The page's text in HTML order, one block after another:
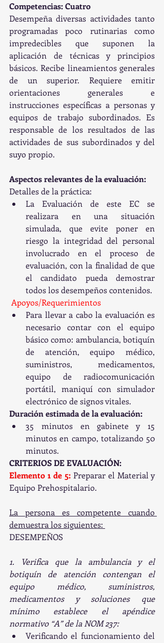
Competencias: Cuatro
Desempeña diversas actividades tanto
programadas poco rutinarias como
impredecibles que suponen la
aplicación de técnicas y principios
básicos. Recibe lineamientos generales
de un superior. Requiere emitir
orientaciones generales e
instrucciones específicas a personas y
equipos de trabajo subordinados. Es
responsable de los resultados de las
actividades de sus subordinados y del
suyo propio.
Aspectos relevantes de la evaluación:
Detalles de la práctica:
La Evaluación de este EC se
realizara en una situación
simulada, que evite poner en
riesgo la integridad del personal
involucrado en el proceso de
evaluación, con la finalidad de que
el candidato pueda demostrar
todos los desempeños contenidos.
Apoyos/Requerimientos
Para llevar a cabo la evaluación es
necesario contar con el equipo
básico como: ambulancia, botiquín
de atención, equipo médico,
suministros, medicamentos,
equipo de radiocomunicación
portátil, maniquí con simulador
electrónico de signos vitales.
Duración estimada de la evaluación:
35 minutos en gabinete y 15
minutos en campo, totalizando 50
minutos.
CRITERIOS DE EVALUACIÓN:
Elemento 1 de 5: Preparar el Material y
Equipo Prehospitalario.
La persona es competente cuando
demuestra los siguientes:
DESEMPEÑOS
1. Verifica que la ambulancia y el
botiquín de atención contengan el
equipo médico, suministros,
medicamentos y soluciones que
mínimo establece el apéndice
normativo “A” de la NOM 237:
Verificando el funcionamiento del